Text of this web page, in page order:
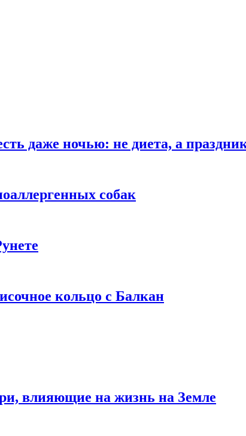
даже ночью: не диета, а
собак
кольцо с Балкан
влияющие на жизнь на Земле